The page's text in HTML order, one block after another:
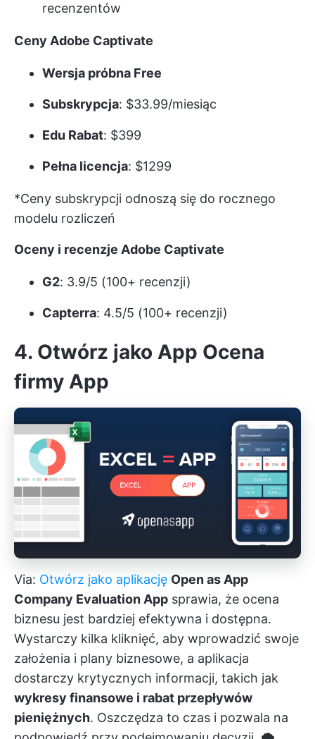
recenzentów
Ceny Adobe Captivate
Wersja próbna Free
Subskrypcja: $33.99/miesiąc
Edu Rabat: $399
Pełna licencja: $1299
*Ceny subskrypcji odnoszą się do rocznego
modelu rozliczeń
Oceny i recenzje Adobe Captivate
G2: 3.9/5 (100+ recenzji)
Capterra: 4.5/5 (100+ recenzji)
4. Otwórz jako App Ocena
firmy App
Via: Otwórz jako aplikację Open as App
Company Evaluation App sprawia, że ocena
biznesu jest bardziej efektywna i dostępna.
Wystarczy kilka kliknięć, aby wprowadzić swoje
założenia i plany biznesowe, a aplikacja
dostarczy krytycznych informacji, takich jak
wykresy finansowe i rabat przepływów
pieniężnych. Oszczędza to czas i pozwala na